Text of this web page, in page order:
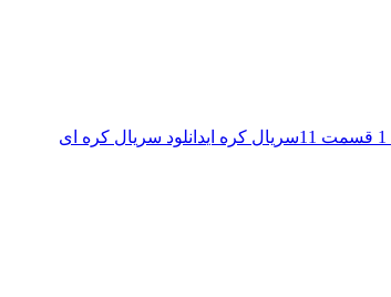
سریال کره ایدانلود سریال کره ای